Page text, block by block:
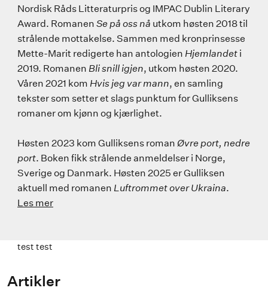
Nordisk Råds Litteraturpris og IMPAC Dublin Literary
Award. Romanen Se på oss nå utkom høsten 2018 til
strålende mottakelse. Sammen med kronprinsesse
Mette-Marit redigerte han antologien Hjemlandet i
2019. Romanen Bli snill igjen, utkom høsten 2020.
Våren 2021 kom Hvis jeg var mann, en samling
tekster som setter et slags punktum for Gulliksens
romaner om kjønn og kjærlighet.
Høsten 2023 kom Gulliksens roman Øvre port, nedre
port. Boken fikk strålende anmeldelser i Norge,
Sverige og Danmark. Høsten 2025 er Gulliksen
aktuell med romanen Luftrommet over Ukraina.
Les mer
test test
Artikler